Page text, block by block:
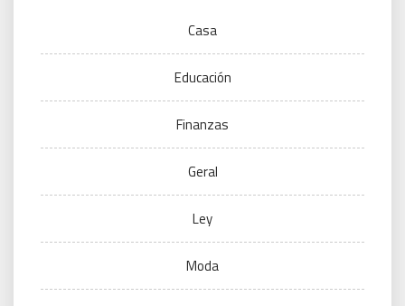
Casa
Educación
Finanzas
Geral
Ley
Moda